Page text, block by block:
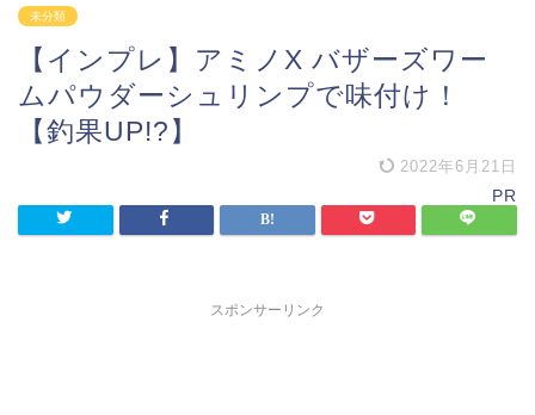
未分類
【インプレ】アミノX バザーズワー
ムパウダーシュリンプで味付け！
【釣果UP!?】
2022年6月21日
PR
スポンサーリンク